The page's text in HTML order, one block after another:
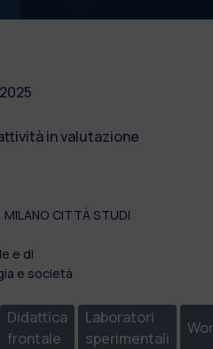
in valutazione
MILANO CITTÀ STUDI
e di
e società
Didattica
frontale
Laboratori
sperimentali